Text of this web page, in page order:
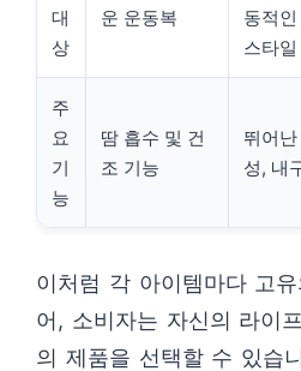
대
상
운 운동복
동적
스타일
주
요
기
능
땀 흡수 및 건
조 기능
뛰어
성, 내
이처럼 각 아이템마다 고
어, 소비자는 자신의 라이
의 제품을 선택할 수 있습